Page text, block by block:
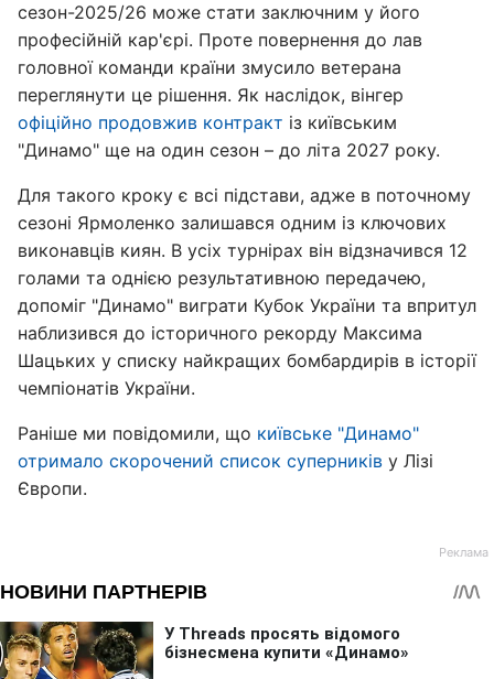
сезон-2025/26 може стати заключним у його
професійній кар'єрі. Проте повернення до лав
головної команди країни змусило ветерана
переглянути це рішення. Як наслідок, вінгер
офіційно продовжив контракт із київським
"Динамо" ще на один сезон – до літа 2027 року.
Для такого кроку є всі підстави, адже в поточному
сезоні Ярмоленко залишався одним із ключових
виконавців киян. В усіх турнірах він відзначився 12
голами та однією результативною передачею,
допоміг "Динамо" виграти Кубок України та впритул
наблизився до історичного рекорду Максима
Шацьких у списку найкращих бомбардирів в історії
чемпіонатів України.
Раніше ми повідомили, що київське "Динамо"
отримало скорочений список суперників у Лізі
Європи.